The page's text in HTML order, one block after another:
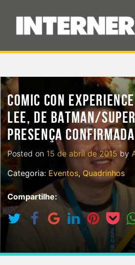
COMIC CON
LEE, DE BATMAN/
PRESENÇA CONFIRMADA
Posted on 15 de abril de 2015by
Categoria: Eventos,Quadrinhos
Compartilhe: